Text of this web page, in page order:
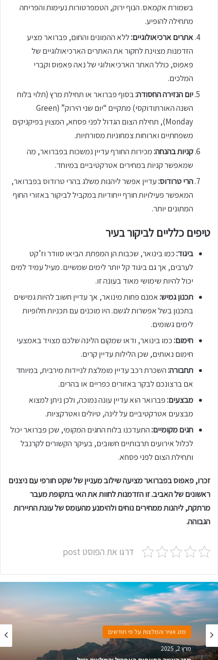
בשמורת אקמאס. הנוף ירוק, הטמפרטורות נעימות והפריחה
מתחילה להופיע.
אתרים ארכיאולוגיים:ללא ההמונים והחום, פברואר מציע
הזדמנות מצוינת לחקור את האתרים הארכיאולוגיים של
פאפוס, כולל האתר הארכיאולוגי של נאה פאפוס וקברי
המלכים.
יום הנזירה החסודה:בסוף פברואר או תחילת מרץ (תלוי בלוח
השנה האורתודוקסי) מתקיים “יום שני הירוק” (Green
Monday), תחילת הצום הגדול לפני פסחא, המצוין בפיקניקים
משפחתיים וארוחות צמחוניות מסורתיות.
קניות בהנחה:מכירות החורף עדיין נמשכות בפברואר, מה
שמאפשר קניות במחירים אטרקטיביים במיוחד.
הרי טרודוס:עדיין אפשר ליהנות משלג בהרי טרודוס בפברואר,
המאפשר פעילויות חורף ייחודיות במקביל לביקור באזורי החוף
המתונים יותר.
טיפים כלליים לביקור בעיר
ביגוד:כמו בינואר, שכבות הן המפתח. הביאו סוודר וז’קט
לערבים, אך גם ביגוד קל יותר לימים שמשיים. מעיל עמיד למים
יכול להיות שימושי מאוד בעונה זו.
תכנון גמיש:אמנם פחות מינואר, אך עדיין חשוב להיות גמישים
בתכנון בשל אפשרות לגשם. היו מוכנים עם תכניות חלופיות
לימים גשומים.
חימום:כמו בינואר, ודאו שמקום הלינה שלכם מצויד באמצעי
חימום נאותים, שכן הלילות עדיין קרים.
תחבורה:השכרת רכב עדיין מומלצת לניידות מירבית, במיוחד
אם ברצונכם לבקר באזורים כפריים או בהרים.
מבצעים:פברואר הוא עדיין עונה נמוכה, ולכן ניתן למצוא
מבצעים אטרקטיביים על לינה, טיולים ואטרקציות.
חגים מקומיים:התעדכנו בלוח החגים המקומי, שכן פברואר יכול
לכלול אירועים תרבותיים חשובים, בעיקר הקשורים לקרנבל
ותחילת הצום לפני פסחא.
זכרו, פאפוס בפברואר מציעה שילוב מעניין של שקט חורפי עם ניצנים
ראשונים של האביב. זו הזדמנות לחוות את האי בתקופת מעבר
מרתקת, ליהנות ממחירים נוחים ולהימנע מהעומס של עונת התיירות
הגבוהה.
דרגו את הפוסט post
מזג אוויר והמלצות על פי חודשים
מרץ 2, 2025